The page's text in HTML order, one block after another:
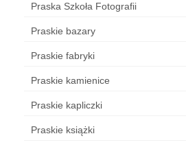
Praska Szkoła Fotografii
Praskie bazary
Praskie fabryki
Praskie kamienice
Praskie kapliczki
Praskie książki